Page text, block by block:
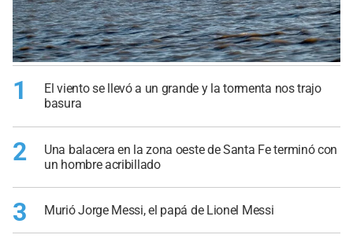
1
El viento se llevó a un grande y la tormenta nos trajo
basura
2
Una balacera en la zona oeste de Santa Fe terminó con
un hombre acribillado
3 Murió Jorge Messi, el papá de Lionel Messi